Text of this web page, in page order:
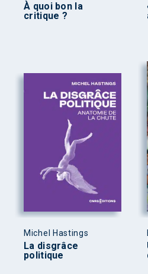
À quoi bon la
critique ?
Michel Hastings
La disgrâce
politique